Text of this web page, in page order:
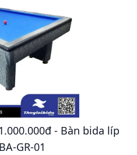
- Bàn bida líp
GR-01